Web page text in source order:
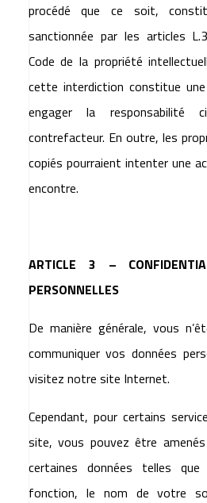
procédé que ce soit,
sanctionnée par les articles
Code de la propriété
cette interdiction constitue
engager la responsabilité
contrefacteur. En outre, les
copiés pourraient intenter une
encontre.
ARTICLE 3 –
PERSONNELLES
De manière générale, vous
communiquer vos données
visitez notre site Internet.
Cependant, pour certains
site, vous pouvez être
certaines données telles
fonction, le nom de votre